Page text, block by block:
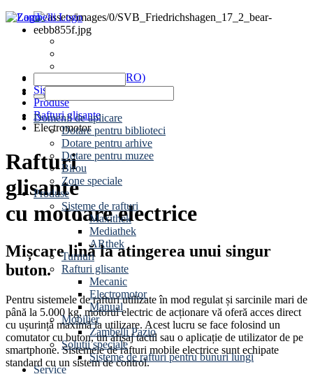
Domenii de aplicare
Dotare pentru biblioteci
Dotare pentru arhive
Dotare pentru muzee
Birou
Zone speciale
Produse
Sisteme de rafturi
Maxithek
Mediathek
ARthek
Turnuri
Rafturi glisante
Mecanic
Electromotor
Manual
Mobilier
Zambelli Pazio
Soluții speciale
Sisteme de rafturi pentru bunuri lungi
Service
www.zambelli.com (RO)
Sisteme de rafturi
Produse
Rafturi glisante
Electromotor
Rafturi
glisante
cu motoare electrice
Mișcare lină la atingerea unui singur
buton.
Pentru sistemele de rafturi utilizate în mod regulat și sarcinile mari de
până la 5.000 kg, motorul electric de acționare vă oferă acces direct
cu ușurință maximă la utilizare. Acest lucru se face folosind un
comutator cu buton, un afișaj tactil sau o aplicație de utilizator de pe
smartphone. Sistemele de rafturi mobile electrice sunt echipate
standard cu un sistem de control.